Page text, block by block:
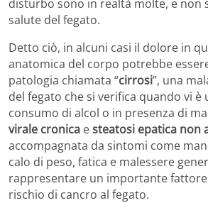
disturbo sono in realtà molte, e non
salute del fegato.
Detto ciò, in alcuni casi il dolore in
anatomica del corpo potrebbe
patologia chiamata “cirrosi”, una
del fegato che si verifica quando vi
consumo di alcol o in presenza di
virale cronica esteatosi epatica non
accompagnata da sintomi come
calo di peso, fatica e malessere
rappresentare un importante
rischio di cancro al fegato.